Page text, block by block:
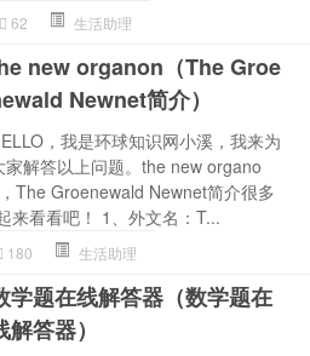
62 生活助理
new organon（The Groe
Newnet简介）
，我是环球知识网小溪，我来为
家解答以上问题。the new organo
The Groenewald Newnet简介很多
来看看吧！ 1、外文名：T...
180 生活助理
学题在线解答器（数学题在
解答器）